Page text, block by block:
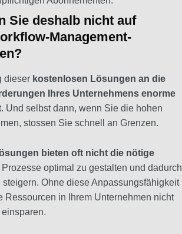
Sie deshalb nicht auf
Management-
dieser kostenlosen Lösungen an die
Ihres Unternehmens enorme
. Und selbst dann, wenn Sie die hohen
stossen Sie schnell an Grenzen.
bieten oft nicht die nötige
Prozesse optimal zu gestalten und dadurch
steigern. Ohne diese Anpassungsfähigkeit
Ressourcen in Ihrem Unternehmen nicht